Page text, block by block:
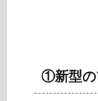
①新型の